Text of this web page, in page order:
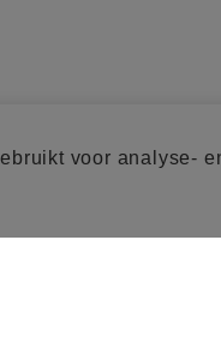
voor analyse-